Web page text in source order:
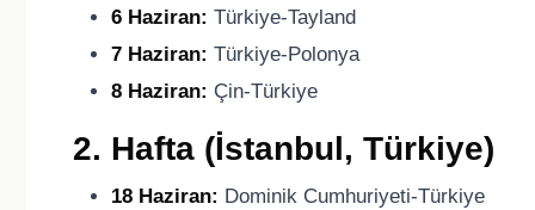
6 Haziran: Türkiye-Tayland
7 Haziran: Türkiye-Polonya
8 Haziran: Çin-Türkiye
2. Hafta (İstanbul, Türkiye)
18 Haziran: Dominik Cumhuriyeti-Türkiye